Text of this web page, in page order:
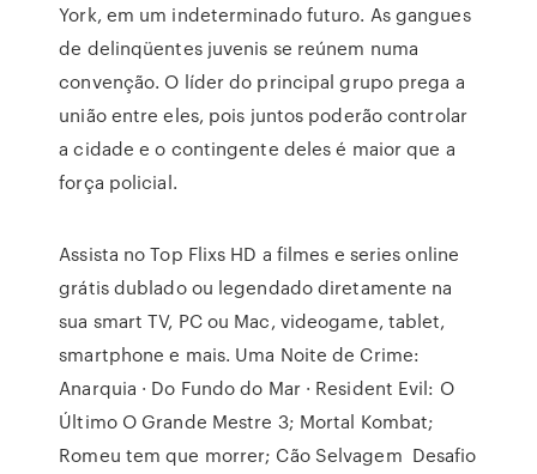
York, em um indeterminado futuro. As gangues
de delinqüentes juvenis se reúnem numa
convenção. O líder do principal grupo prega a
união entre eles, pois juntos poderão controlar
a cidade e o contingente deles é maior que a
força policial.
Assista no Top Flixs HD a filmes e series online
grátis dublado ou legendado diretamente na
sua smart TV, PC ou Mac, videogame, tablet,
smartphone e mais. Uma Noite de Crime:
Anarquia · Do Fundo do Mar · Resident Evil: O
Último O Grande Mestre 3; Mortal Kombat;
Romeu tem que morrer; Cão Selvagem Desafio